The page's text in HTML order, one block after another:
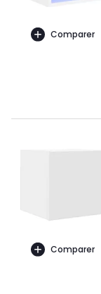
Comparer
Comparer